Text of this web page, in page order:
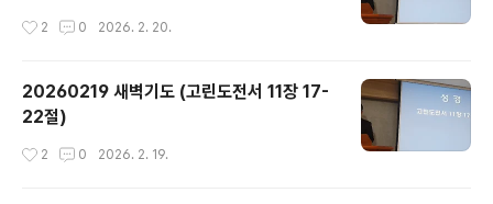
2 0 2026. 2. 20.
20260219 새벽기도 (고린도전서 11장 17-
22절)
2 0 2026. 2. 19.